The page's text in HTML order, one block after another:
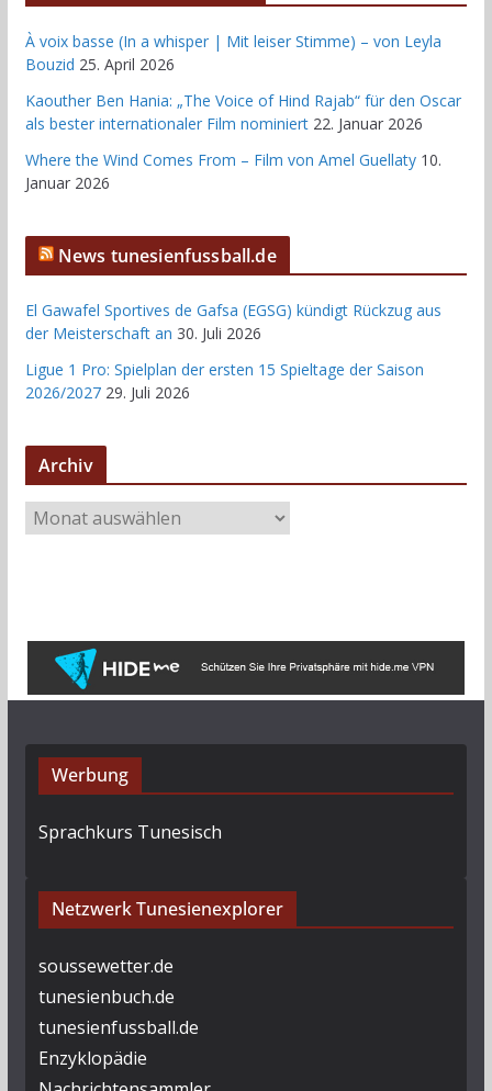
À voix basse (In a whisper | Mit leiser Stimme) – von Leyla
Bouzid 25. April 2026
Kaouther Ben Hania: „The Voice of Hind Rajab“ für den Oscar
als bester internationaler Film nominiert 22. Januar 2026
Where the Wind Comes From – Film von Amel Guellaty 10.
Januar 2026
News tunesienfussball.de
El Gawafel Sportives de Gafsa (EGSG) kündigt Rückzug aus
der Meisterschaft an 30. Juli 2026
Ligue 1 Pro: Spielplan der ersten 15 Spieltage der Saison
2026/2027 29. Juli 2026
Archiv
r
Werbung
Sprachkurs Tunesisch
Netzwerk Tunesienexplorer
soussewetter.de
tunesienbuch.de
tunesienfussball.de
Enzyklopädie